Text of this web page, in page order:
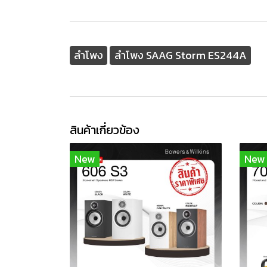
ลำโพง ลำโพง SAAG Storm ES244A
สินค้าเกี่ยวข้อง
New New